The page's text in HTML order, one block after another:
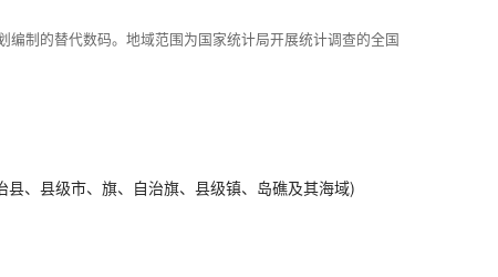
制的替代数码。地域范围为国家统计局开展统计调查的全国
、县级市、旗、自治旗、县级镇、岛礁及其海域)